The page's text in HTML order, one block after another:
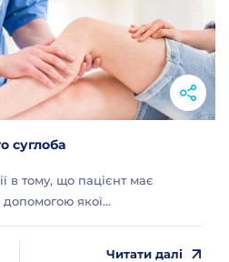
суглоба
в тому, що пацієнт має
допомогою якої...
Читати далі